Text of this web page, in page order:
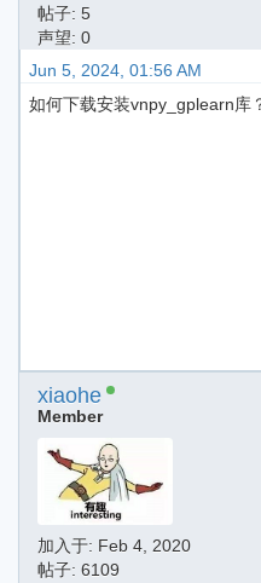
帖子: 5
声望: 0
Jun 5, 2024, 01:56 AM
如何下载安装vnpy_gplearn库
xiaohe
Member
加入于: Feb 4, 2020
帖子: 6109